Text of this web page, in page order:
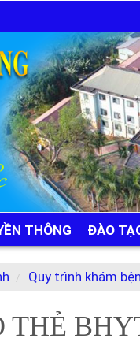
THÔNG ĐÀO
Chỉ đạo
Quy trình khám
THẺ